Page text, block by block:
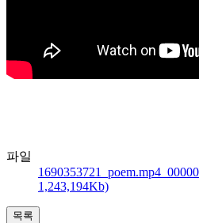
파일
1,243,194Kb)
목록